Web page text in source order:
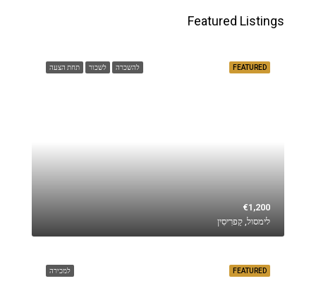
Featured Listings
להשכרה לשכור תחת הצעה FEATURED
€1,200
לימסול, קַפרִיסִין
למכירה FEATURED